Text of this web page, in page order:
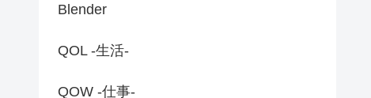
Blender
QOL -生活-
QOW -仕事-